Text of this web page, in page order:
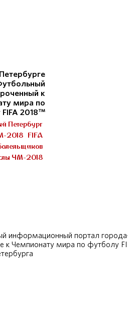
к
мира по
2018™
Петербург
2018 FIFA
ЧМ-2018
информационный портал
к Чемпионату мира по футболу